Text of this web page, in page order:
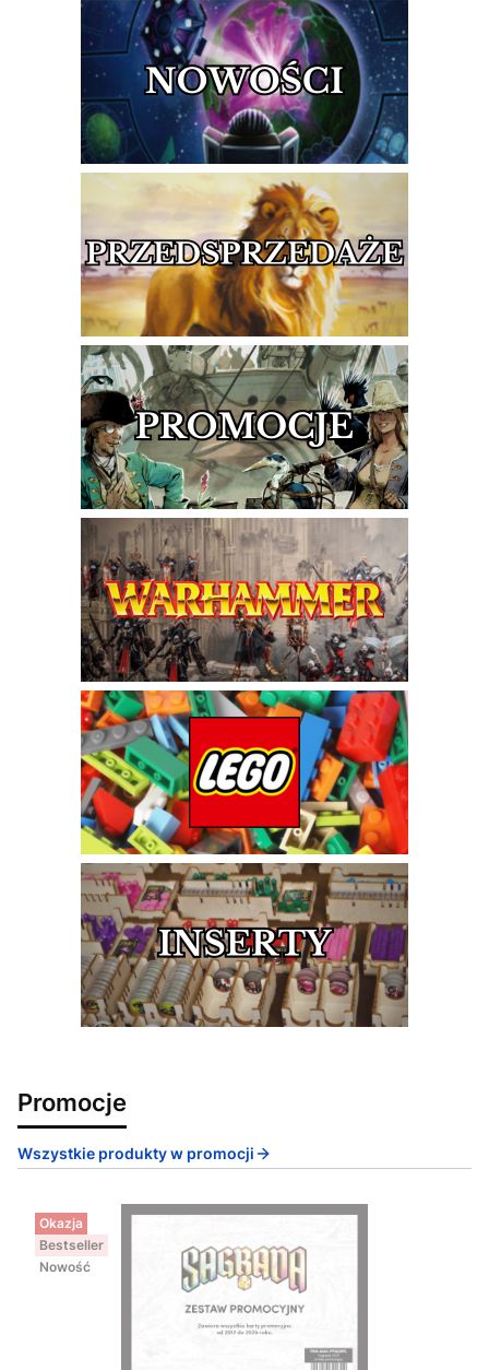
Promocje
Wszystkie produkty w promocji
Okazja
Bestseller
Nowość